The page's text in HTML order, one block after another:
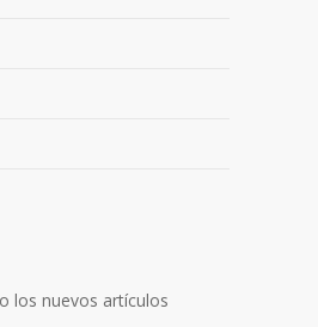
los nuevos artículos